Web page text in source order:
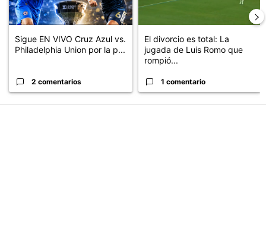
PUBLICIDAD
Sigue EN VIVO Cruz Azul vs.
Philadelphia Union por la p...
2 comentarios
El divorcio es total: La
jugada de Luis Romo que
rompió...
1 comentario